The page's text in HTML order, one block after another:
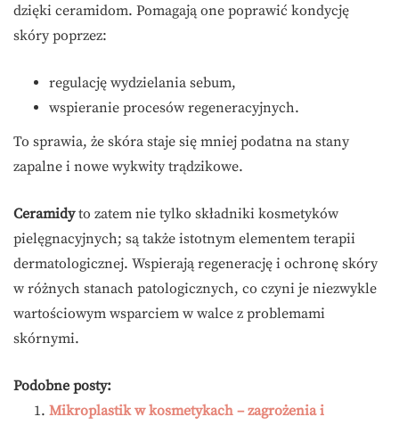
dzięki ceramidom. Pomagają one poprawić kondycję
skóry poprzez:
regulację wydzielania sebum,
wspieranie procesów regeneracyjnych.
To sprawia, że skóra staje się mniej podatna na stany
zapalne i nowe wykwity trądzikowe.
Ceramidyto zatem nie tylko składniki kosmetyków
pielęgnacyjnych; są także istotnym elementem terapii
dermatologicznej. Wspierają regenerację i ochronę skóry
w różnych stanach patologicznych, co czyni je niezwykle
wartościowym wsparciem w walce z problemami
skórnymi.
Podobne posty:
Mikroplastik w kosmetykach – zagrożenia i